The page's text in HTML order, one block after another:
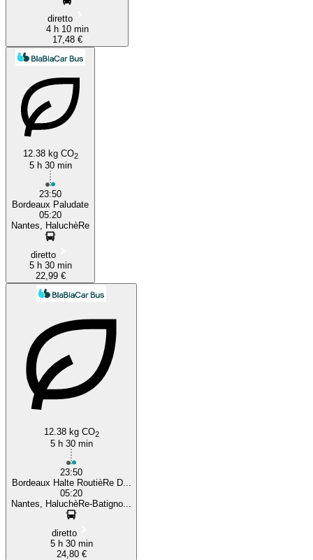
diretto
4 h 10 min
17,48 €
12.38 kg CO2
5 h 30 min
23:50
Bordeaux Paludate
05:20
Nantes, HaluchèRe
diretto
5 h 30 min
22,99 €
12.38 kg CO2
5 h 30 min
23:50
Bordeaux Halte RoutièRe D...
05:20
Nantes, HaluchèRe-Batigno...
diretto
5 h 30 min
24,80 €